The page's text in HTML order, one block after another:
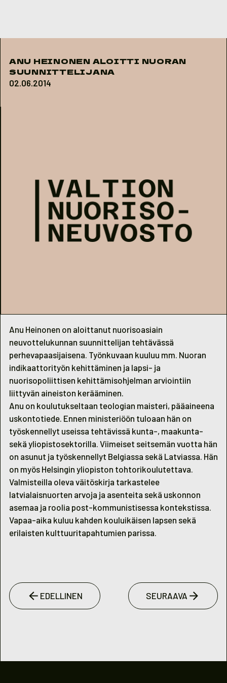
ANU HEINONEN ALOITTI NUORAN
SUUNNITTELIJANA
02.06.2014
Anu Heinonen on aloittanut nuorisoasiain
neuvottelukunnan suunnittelijan tehtävässä
perhevapaasijaisena. Työnkuvaan kuuluu mm. Nuoran
indikaattorityön kehittäminen ja lapsi- ja
nuorisopoliittisen kehittämisohjelman arviointiin
liittyvän aineiston kerääminen.
Anu on koulutukseltaan teologian maisteri, pääaineena
uskontotiede. Ennen ministeriöön tuloaan hän on
työskennellyt useissa tehtävissä kunta-, maakunta-
sekä yliopistosektorilla. Viimeiset seitsemän vuotta hän
on asunut ja työskennellyt Belgiassa sekä Latviassa. Hän
on myös Helsingin yliopiston tohtorikoulutettava.
Valmisteilla oleva väitöskirja tarkastelee
latvialaisnuorten arvoja ja asenteita sekä uskonnon
asemaa ja roolia post-kommunistisessa kontekstissa.
Vapaa-aika kuluu kahden kouluikäisen lapsen sekä
erilaisten kulttuuritapahtumien parissa.
EDELLINEN SEURAAVA